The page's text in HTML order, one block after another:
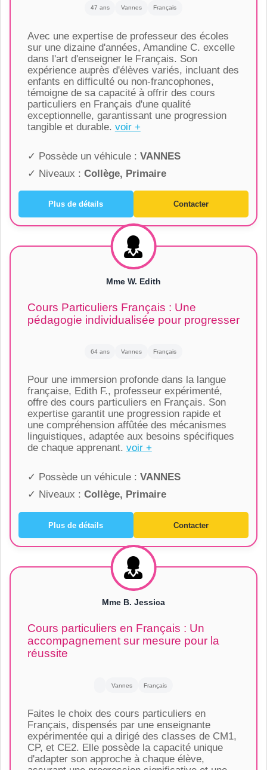
47 ans Vannes Français
Avec une expertise de professeur des écoles
sur une dizaine d'années, Amandine C. excelle
dans l'art d'enseigner le Français. Son
expérience auprès d'élèves variés, incluant des
enfants en difficulté ou non-francophones,
témoigne de sa capacité à offrir des cours
particuliers en Français d'une qualité
exceptionnelle, garantissant une progression
tangible et durable. voir +
✓ Possède un véhicule : VANNES
✓ Niveaux : Collège, Primaire
Plus de détails Contacter
Mme W. Edith
Cours Particuliers Français : Une
pédagogie individualisée pour progresser
64 ans Vannes Français
Pour une immersion profonde dans la langue
française, Edith F., professeur expérimenté,
offre des cours particuliers en Français. Son
expertise garantit une progression rapide et
une compréhension affûtée des mécanismes
linguistiques, adaptée aux besoins spécifiques
de chaque apprenant. voir +
✓ Possède un véhicule : VANNES
✓ Niveaux : Collège, Primaire
Plus de détails Contacter
Mme B. Jessica
Cours particuliers en Français : Un
accompagnement sur mesure pour la
réussite
Vannes Français
Faites le choix des cours particuliers en
Français, dispensés par une enseignante
expérimentée qui a dirigé des classes de CM1,
CP, et CE2. Elle possède la capacité unique
d'adapter son approche à chaque élève,